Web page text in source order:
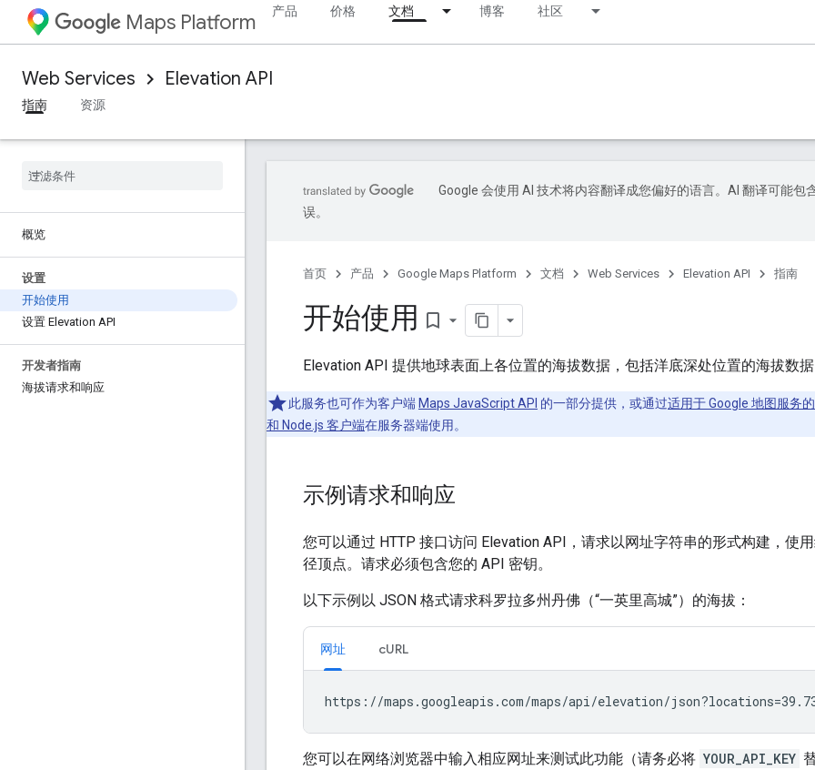
Maps Platform 产品 价格 文档 博客 社区
Web Services Elevation API
指南 资源
概览
设置
开始使用
设置 Elevation API
开发者指南
海拔请求和响应
Google 会使用 AI 技术将内容翻译成您偏好的语言。AI 翻译可能包
误。
首页 产品 Google Maps Platform 文档 Web Services Elevation API 指南
开始使用 bookmark_border
Elevation API 提供地球表面上各位置的海拔数据，包括洋底深处位置的海拔数
此服务也可作为客户端 Maps JavaScript API 的一部分提供，或通过适用于 Google 地图服务
和 Node.js 客户端在服务器端使用。
示例请求和响应
您可以通过 HTTP 接口访问 Elevation API，请求以网址字符串的形式构建，使
径顶点。请求必须包含您的 API 密钥。
以下示例以 JSON 格式请求科罗拉多州丹佛（“一英里高城”）的海拔：
网址 cURL
https://maps.googleapis.com/maps/api/elevation/
您可以在网络浏览器中输入相应网址来测试此功能（请务必将 YOUR_API_KEY